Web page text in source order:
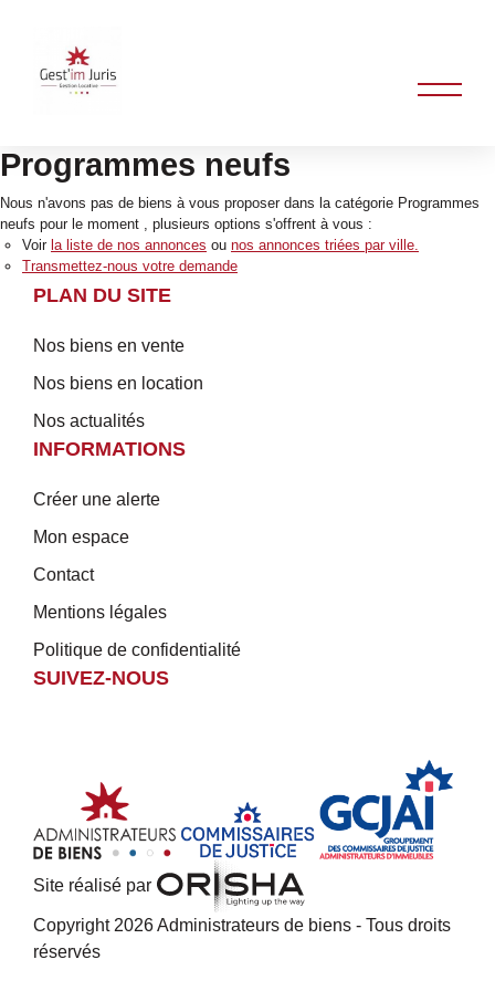
Programmes neufs
Nous n'avons pas de biens à vous proposer dans la catégorie Programmes
neufs pour le moment , plusieurs options s'offrent à vous :
Voir la liste de nos annonces ou nos annonces triées par ville.
Transmettez-nous votre demande
PLAN DU SITE
Nos biens en vente
Nos biens en location
Nos actualités
INFORMATIONS
Créer une alerte
Mon espace
Contact
Mentions légales
Politique de confidentialité
SUIVEZ-NOUS
Site réalisé par
Copyright 2026 Administrateurs de biens - Tous droits
réservés